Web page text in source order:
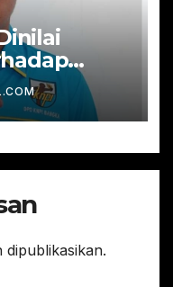
Mati
dipublikasikan.